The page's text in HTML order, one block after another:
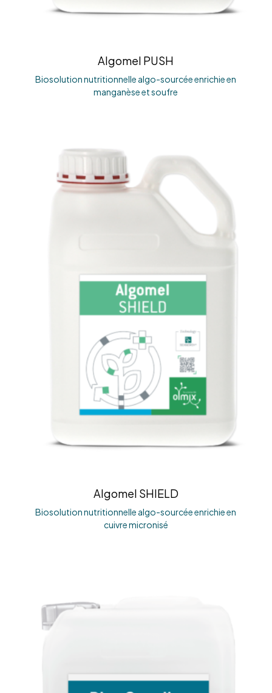
Algomel PUSH
Biosolution nutritionnelle algo-sourcée enrichie en
manganèse et soufre
Algomel SHIELD
Biosolution nutritionnelle algo-sourcée enrichie en
cuivre micronisé